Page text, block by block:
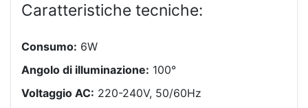
Caratteristiche tecniche:
Consumo: 6W
Angolo di illuminazione: 100°
Voltaggio AC: 220-240V, 50/60Hz